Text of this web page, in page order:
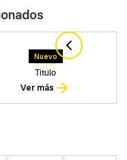
Nuevo
Titulo
Codigo
Ver más